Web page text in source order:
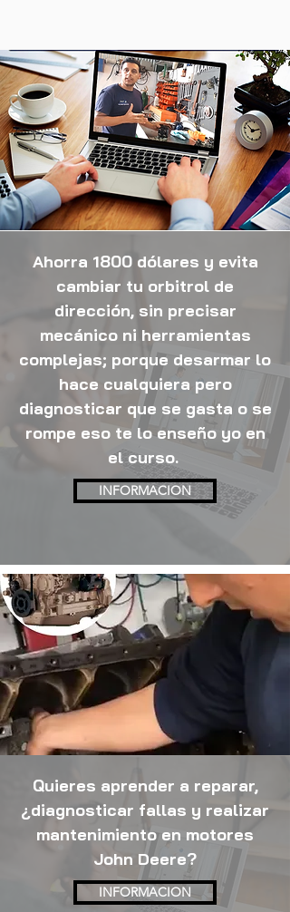
Ahorra 1800 dólares y evita
cambiar tu orbitrol de
dirección, sin precisar
mecánico ni herramientas
complejas; porque desarmar lo
hace cualquiera pero
diagnosticar que se gasta o se
rompe eso te lo enseño yo en
el curso.
INFORMACION
Quieres aprender a reparar,
¿diagnosticar fallas y realizar
mantenimiento en motores
John Deere?
INFORMACION